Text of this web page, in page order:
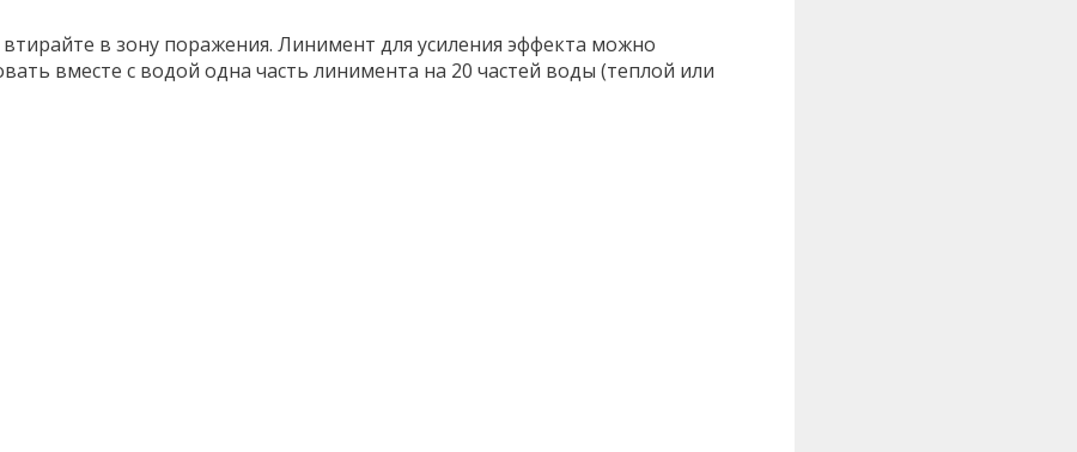
в зону поражения. Линимент для усиления эффекта можно
вместе с водой одна часть линимента на 20 частей воды (теплой или